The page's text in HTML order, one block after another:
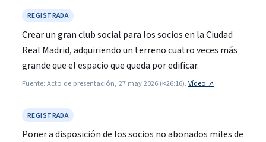
REGISTRADA
Crear un gran club social para los socios en la Ciudad
Real Madrid, adquiriendo un terreno cuatro veces más
grande que el espacio que queda por edificar.
Fuente: Acto de presentación, 27 may 2026 (≈26:16). Vídeo ↗
REGISTRADA
Poner a disposición de los socios no abonados miles de